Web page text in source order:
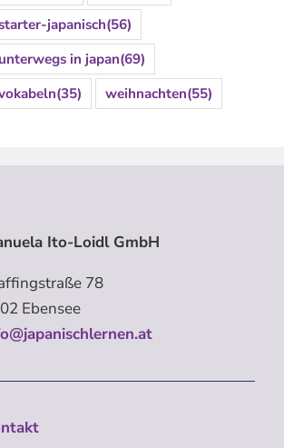
japanisch(56)
unterwegs in japan(69)
(35) weihnachten(55)
Ito-Loidl GmbH
78
Ebensee